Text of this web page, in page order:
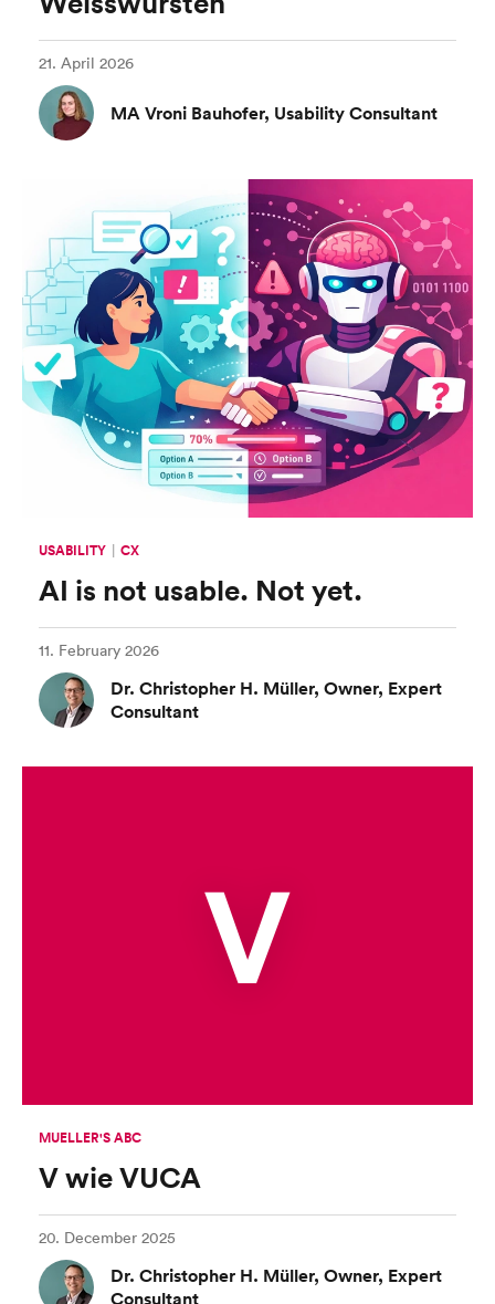
21. April 2026
MA Vroni Bauhofer, Usability Consultant
USABILITY CX
AI is not usable. Not yet.
11. February 2026
Dr. Christopher H. Müller, Owner, Expert
Consultant
V
MUELLER'S ABC
V wie VUCA
20. December 2025
Dr. Christopher H. Müller, Owner, Expert
Consultant
Home
Services
Projects
About us
UX Campus